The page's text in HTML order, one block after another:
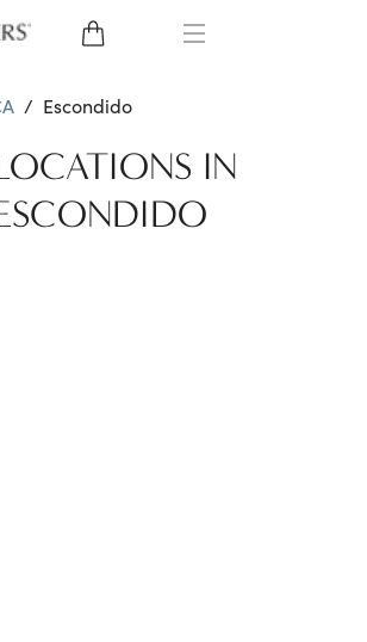
LENSES
/ Escondido
IN